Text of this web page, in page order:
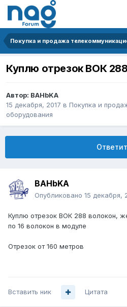
Куплю отрезок ВОК
Автор: BAHbKA
15 декабря, 2017 в Покупка и
оборудования
BAHbKA
Опубликовано 15 декабря,
Куплю отрезок ВОК 288 волокон,
по 16 волокон в модуле
Отрезок от 160 метров
Вставить ник Цитата